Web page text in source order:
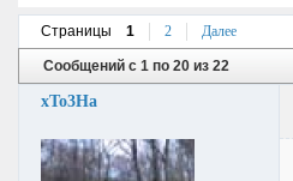
Страницы 1 2 Далее
Сообщений с 1 по 20 из 22
xTo3Ha